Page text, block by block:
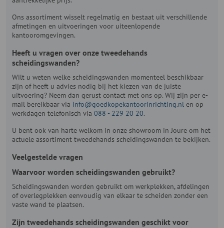
Ons assortiment wisselt regelmatig en bestaat uit verschillende
afmetingen en uitvoeringen voor uiteenlopende
kantooromgevingen.
Heeft u vragen over onze tweedehands
scheidingswanden?
Wilt u weten welke scheidingswanden momenteel beschikbaar
zijn of heeft u advies nodig bij het kiezen van de juiste
uitvoering? Neem dan gerust contact met ons op. Wij zijn per e-
mail bereikbaar via info@goedkopekantoorinrichting.nl en op
werkdagen telefonisch via 088 - 229 20 20.
U bent ook van harte welkom in onze showroom in Joure om het
actuele assortiment tweedehands scheidingswanden te bekijken.
Veelgestelde vragen
Waarvoor worden scheidingswanden gebruikt?
Scheidingswanden worden gebruikt om werkplekken, afdelingen
of overlegplekken eenvoudig van elkaar te scheiden zonder een
vaste wand te plaatsen.
Zijn tweedehands scheidingswanden geschikt voor